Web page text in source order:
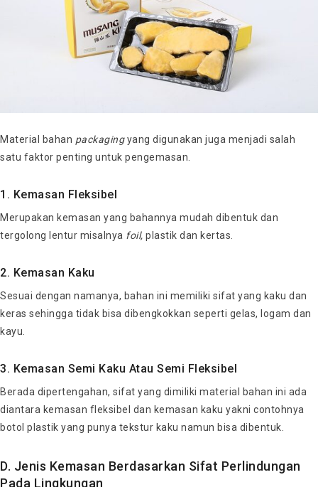
Material bahan packagingyang digunakan juga menjadi salah
satu faktor penting untuk pengemasan.
1. Kemasan Fleksibel
Merupakan kemasan yang bahannya mudah dibentuk dan
tergolong lentur misalnya foil, plastik dan kertas.
2. Kemasan Kaku
Sesuai dengan namanya, bahan ini memiliki sifat yang kaku dan
keras sehingga tidak bisa dibengkokkan seperti gelas, logam dan
kayu.
3. Kemasan Semi Kaku Atau Semi Fleksibel
Berada dipertengahan, sifat yang dimiliki material bahan ini ada
diantara kemasan fleksibel dan kemasan kaku yakni contohnya
botol plastik yang punya tekstur kaku namun bisa dibentuk.
D. Jenis Kemasan Berdasarkan Sifat Perlindungan
Pada Lingkungan